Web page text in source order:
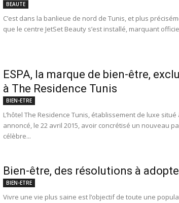
BEAUTE
C’est dans la banlieue de nord de Tunis, et plus
que le centre JetSet Beauty s’est installé, marquant
ESPA, la marque de bien-être,
à The Residence Tunis
BIEN-ETRE
L’hôtel The Residence Tunis, établissement de luxe
annoncé, le 22 avril 2015, avoir concrétisé un nouveau
célèbre...
Bien-être, des résolutions à
BIEN-ETRE
Vivre une vie plus saine est l’objectif de toute une